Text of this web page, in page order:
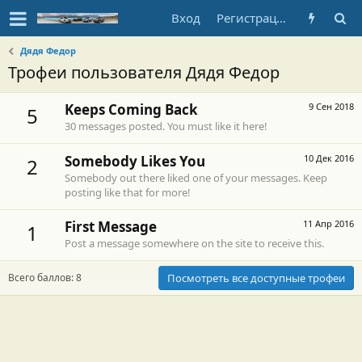
Вход Регистрация
Дядя Федор
Трофеи пользователя Дядя Федор
5 9 Сен 2018
Keeps Coming Back
30 messages posted. You must like it here!
2 10 Дек 2016
Somebody Likes You
Somebody out there liked one of your messages. Keep
posting like that for more!
1 11 Апр 2016
First Message
Post a message somewhere on the site to receive this.
Всего баллов: 8 Посмотреть все доступные трофеи